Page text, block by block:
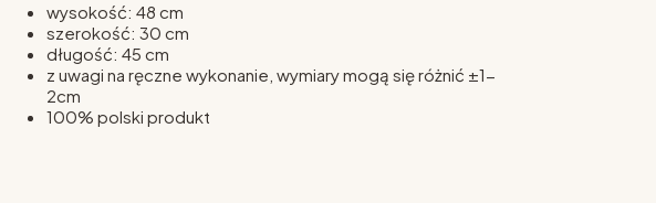
wysokość: 48 cm
szerokość: 30 cm
długość: 45 cm
z uwagi na ręczne wykonanie, wymiary mogą się różnić ±1-
2cm
100% polski produkt